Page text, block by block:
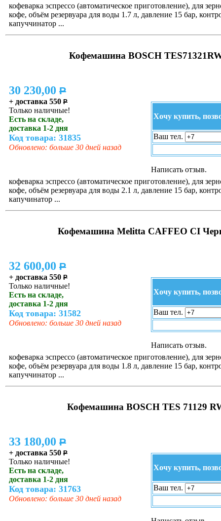
кофеварка эспрессо (автоматическое приготовление), для
кофе, объём резервуара для воды 1.7 л, давление 15 бар,
капуччинатор ...
Кофемашина BOSCH
30 230,00 P
+ доставка 550 P
Только наличные!
Есть на складе,
доставка 1-2 дня
Код товара: 31835
Обновлено: больше 30 дней назад
Хочу купить,
Ваш тел.
Написать отзыв.
кофеварка эспрессо (автоматическое приготовление), для
кофе, объём резервуара для воды 2.1 л, давление 15 бар,
капучинатор ...
Кофемашина Melitta CAFFEO CI
32 600,00 P
+ доставка 550 P
Только наличные!
Есть на складе,
доставка 1-2 дня
Код товара: 31582
Обновлено: больше 30 дней назад
Хочу купить,
Ваш тел.
Написать отзыв.
кофеварка эспрессо (автоматическое приготовление), для
кофе, объём резервуара для воды 1.8 л, давление 15 бар,
капуччинатор ...
Кофемашина BOSCH TES 71129
33 180,00 P
+ доставка 550 P
Только наличные!
Есть на складе,
доставка 1-2 дня
Код товара: 31763
Обновлено: больше 30 дней назад
Хочу купить,
Ваш тел.